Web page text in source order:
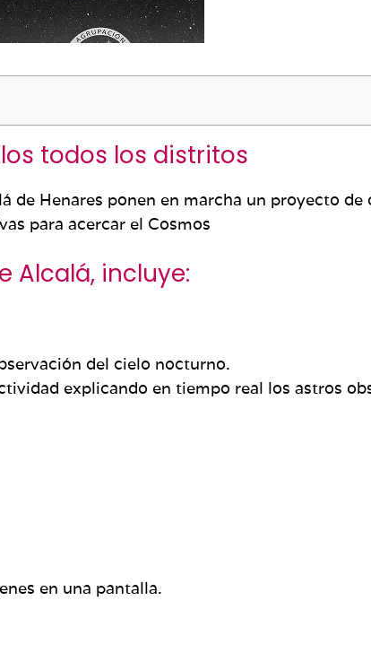
todos los distritos
de Henares ponen en marcha un proyecto de
para acercar el Cosmos
Alcalá, incluye:
del cielo nocturno.
explicando en tiempo real los astros
en una pantalla.